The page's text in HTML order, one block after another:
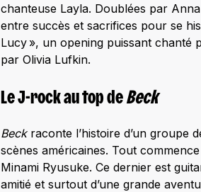
chanteuse Layla. Doublées par
entre succès et sacrifices pour se
Lucy », un opening puissant chanté
par Olivia Lufkin.
Le J-rock au top de Beck
Beckraconte l’histoire d’un groupe
scènes américaines. Tout
Minami Ryusuke. Ce dernier est
amitié et surtout d’une grande